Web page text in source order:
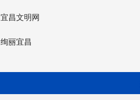
宜昌文明网
绚丽宜昌